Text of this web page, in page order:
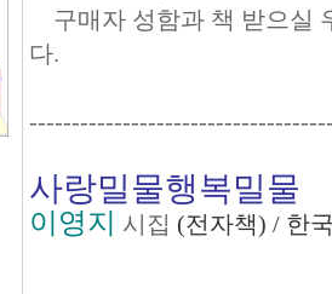
구매자 성함과 책 받으실
다.
사랑밀물행복밀물
이영지 시집 (전자책) / 한